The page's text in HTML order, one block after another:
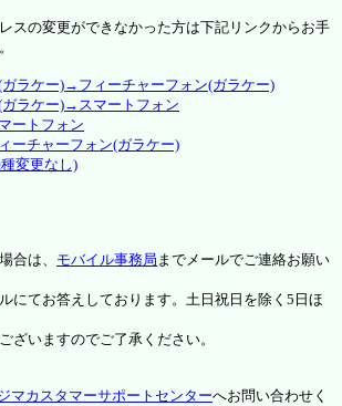
スの変更ができなかった方は下記リンクからお手
ラケー)→フィーチャーフォン(ガラケー)
ラケー)→スマートフォン
ートフォン
ーチャーフォン(ガラケー)
変更なし)
合は、 モバイル事務局 までメールでご連絡お願い
にてお答えしております。土日祝日を除く5日ほ
ざいますのでご了承ください。
マカスタマーサポートセンターへお問い合わせく